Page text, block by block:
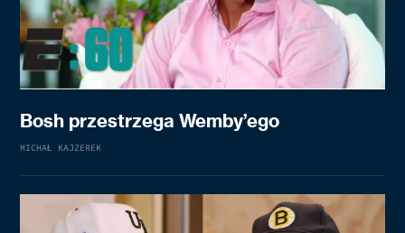
Bosh przestrzega Wemby’ego
MICHAŁ KAJZEREK